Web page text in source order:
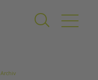
Archiv